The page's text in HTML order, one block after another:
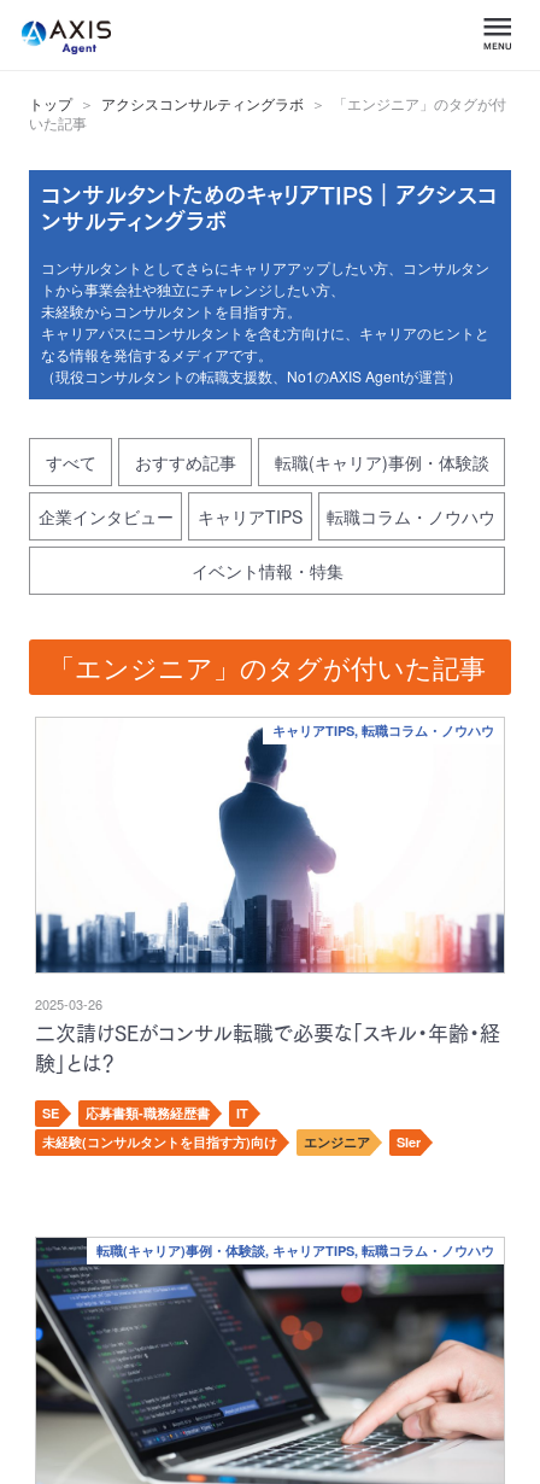
トップ アクシスコンサルティングラボ
「エンジニア」のタグが付
いた記事
コンサルタントためのキャリアTIPS｜アクシスコ
ンサルティングラボ
コンサルタントとしてさらにキャリアアップしたい方、コンサルタン
トから事業会社や独立にチャレンジしたい方、
未経験からコンサルタントを目指す方。
キャリアパスにコンサルタントを含む方向けに、キャリアのヒントと
なる情報を発信するメディアです。
（現役コンサルタントの転職支援数、No1のAXIS Agentが運営）
すべて おすすめ記事 転職(キャリア)事例・体験談
企業インタビュー キャリアTIPS 転職コラム・ノウハウ
イベント情報・特集
「エンジニア」のタグが付いた記事
キャリアTIPS, 転職コラム・ノウハウ
2025-03-26
二次請けSEがコンサル転職で必要な「スキル・年齢・経
験」とは？
SE 応募書類-職務経歴書
IT
未経験(コンサルタントを目指す方)向け
エンジニア SIer
転職(キャリア)事例・体験談, キャリアTIPS, 転職コラム・ノウハウ